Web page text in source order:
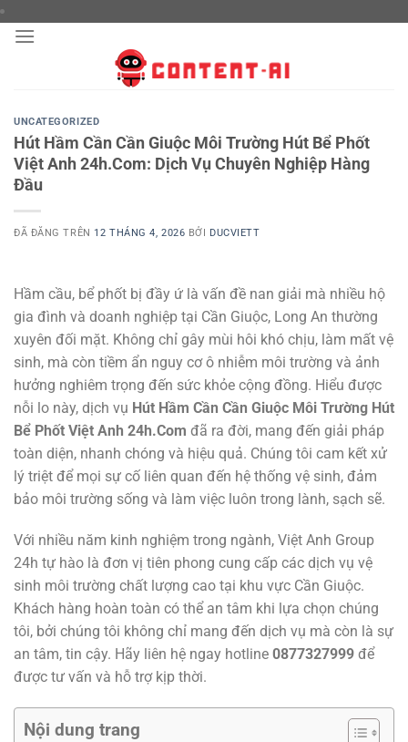
đến
UNCATEGORIZED
Hút Hầm Cần Cần Giuộc Môi Trường Hút Bể Phốt
Việt Anh 24h.Com: Dịch Vụ Chuyên Nghiệp Hàng
Đầu
ĐÃ ĐĂNG TRÊN 12 THÁNG 4, 2026 BỞI DUCVIETT
Hầm cầu, bể phốt bị đầy ứ là vấn đề nan giải mà nhiều hộ
gia đình và doanh nghiệp tại Cần Giuộc, Long An thường
xuyên đối mặt. Không chỉ gây mùi hôi khó chịu, làm mất vệ
sinh, mà còn tiềm ẩn nguy cơ ô nhiễm môi trường và ảnh
hưởng nghiêm trọng đến sức khỏe cộng đồng. Hiểu được
nỗi lo này, dịch vụ Hút Hầm Cần Cần Giuộc Môi Trường Hút
Bể Phốt Việt Anh 24h.Com đã ra đời, mang đến giải pháp
toàn diện, nhanh chóng và hiệu quả. Chúng tôi cam kết xử
lý triệt để mọi sự cố liên quan đến hệ thống vệ sinh, đảm
bảo môi trường sống và làm việc luôn trong lành, sạch sẽ.
Với nhiều năm kinh nghiệm trong ngành, Việt Anh Group
24h tự hào là đơn vị tiên phong cung cấp các dịch vụ vệ
sinh môi trường chất lượng cao tại khu vực Cần Giuộc.
Khách hàng hoàn toàn có thể an tâm khi lựa chọn chúng
tôi, bởi chúng tôi không chỉ mang đến dịch vụ mà còn là sự
an tâm, tin cậy. Hãy liên hệ ngay hotline 0877327999 để
được tư vấn và hỗ trợ kịp thời.
Nội dung trang